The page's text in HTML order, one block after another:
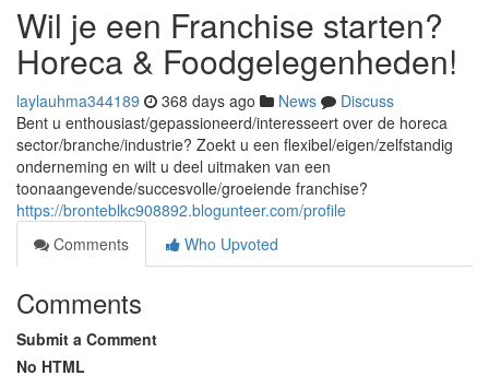
Wil je een Franchise starten?
Horeca & Foodgelegenheden!
laylauhma344189 368 days ago News
Discuss
Bent u enthousiast/gepassioneerd/interesseert over de horeca
sector/branche/industrie? Zoekt u een flexibel/eigen/zelfstandig
onderneming en wilt u deel uitmaken van een
toonaangevende/succesvolle/groeiende franchise?
https://bronteblkc908892.blogunteer.com/profile
Comments
Who Upvoted
Comments
Submit a Comment
No HTML